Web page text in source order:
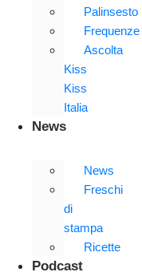
Palinsesto
Frequenze
Ascolta
Kiss
Kiss
Italia
News
News
Freschi
di
stampa
Ricette
Podcast